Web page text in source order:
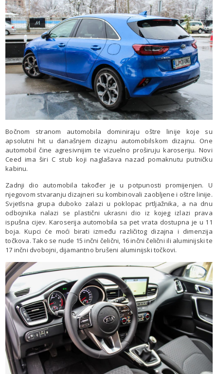
Bočnom stranom automobila dominiraju oštre linije koje su
apsolutni hit u današnjem dizajnu automobilskom dizajnu. One
automobil čine agresivnijim te vizuelno proširuju karoseriju. Novi
Ceed ima širi C stub koji naglašava nazad pomaknutu putničku
kabinu.
Zadnji dio automobila također je u potpunosti promijenjen. U
njegovom stvaranju dizajneri su kombinovali zaobljene i oštre linije.
Svjetlsna grupa duboko zalazi u poklopac prtljažnika, a na dnu
odbojnika nalazi se plastični ukrasni dio iz kojeg izlazi prava
ispušna cijev. Karoserija automobila sa pet vrata dostupna je u 11
boja. Kupci će moći birati između različitog dizajna i dimenzija
točkova. Tako se nude 15 inčni čelični, 16 inčni čelični ili aluminijski te
17 inčni dvobojni, dijamantno brušeni aluminijski točkovi.